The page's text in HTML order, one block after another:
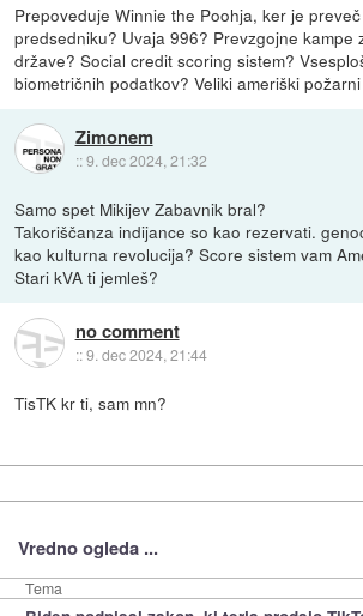
Prepoveduje Winnie the Poohja, ker je
predsedniku? Uvaja 996? Prevzgojne kampe
države? Social credit scoring sistem?
biometričnih podatkov? Veliki ameriški
Zimonem
::9. dec 2024, 21:32
Samo spet Mikijev Zabavnik bral?
Takoriščanza indijance so kao rezervati.
kao kulturna revolucija? Score sistem vam
Stari kVA ti jemleš?
no comment
::9. dec 2024, 21:44
TisTK kr ti, sam mn?
Vredno ogleda ...
Tema